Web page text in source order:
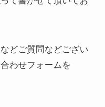
どご質問などござい
わせフォームを